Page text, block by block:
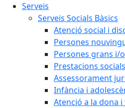
Serveis
Serveis Socials Bàsics
Atenció social i
Persones
Persones grans i/
Prestacions
Assessorament
Infància i
Atenció a la dona